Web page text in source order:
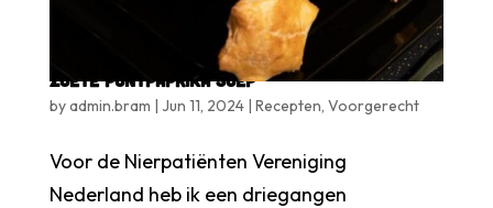
ZOETE PUNTPAPRIKA SOEP
byadmin.bram | Jun 11, 2024| Recepten, Voorgerecht
Voor de Nierpatiënten Vereniging
Nederland heb ik een driegangen